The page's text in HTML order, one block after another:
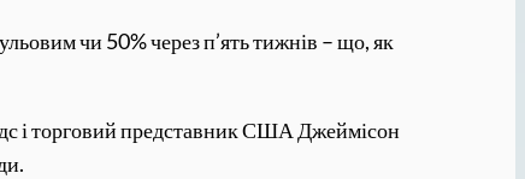
чи 50% через п’ять тижнів – що, як
і торговий представник США Джеймісон